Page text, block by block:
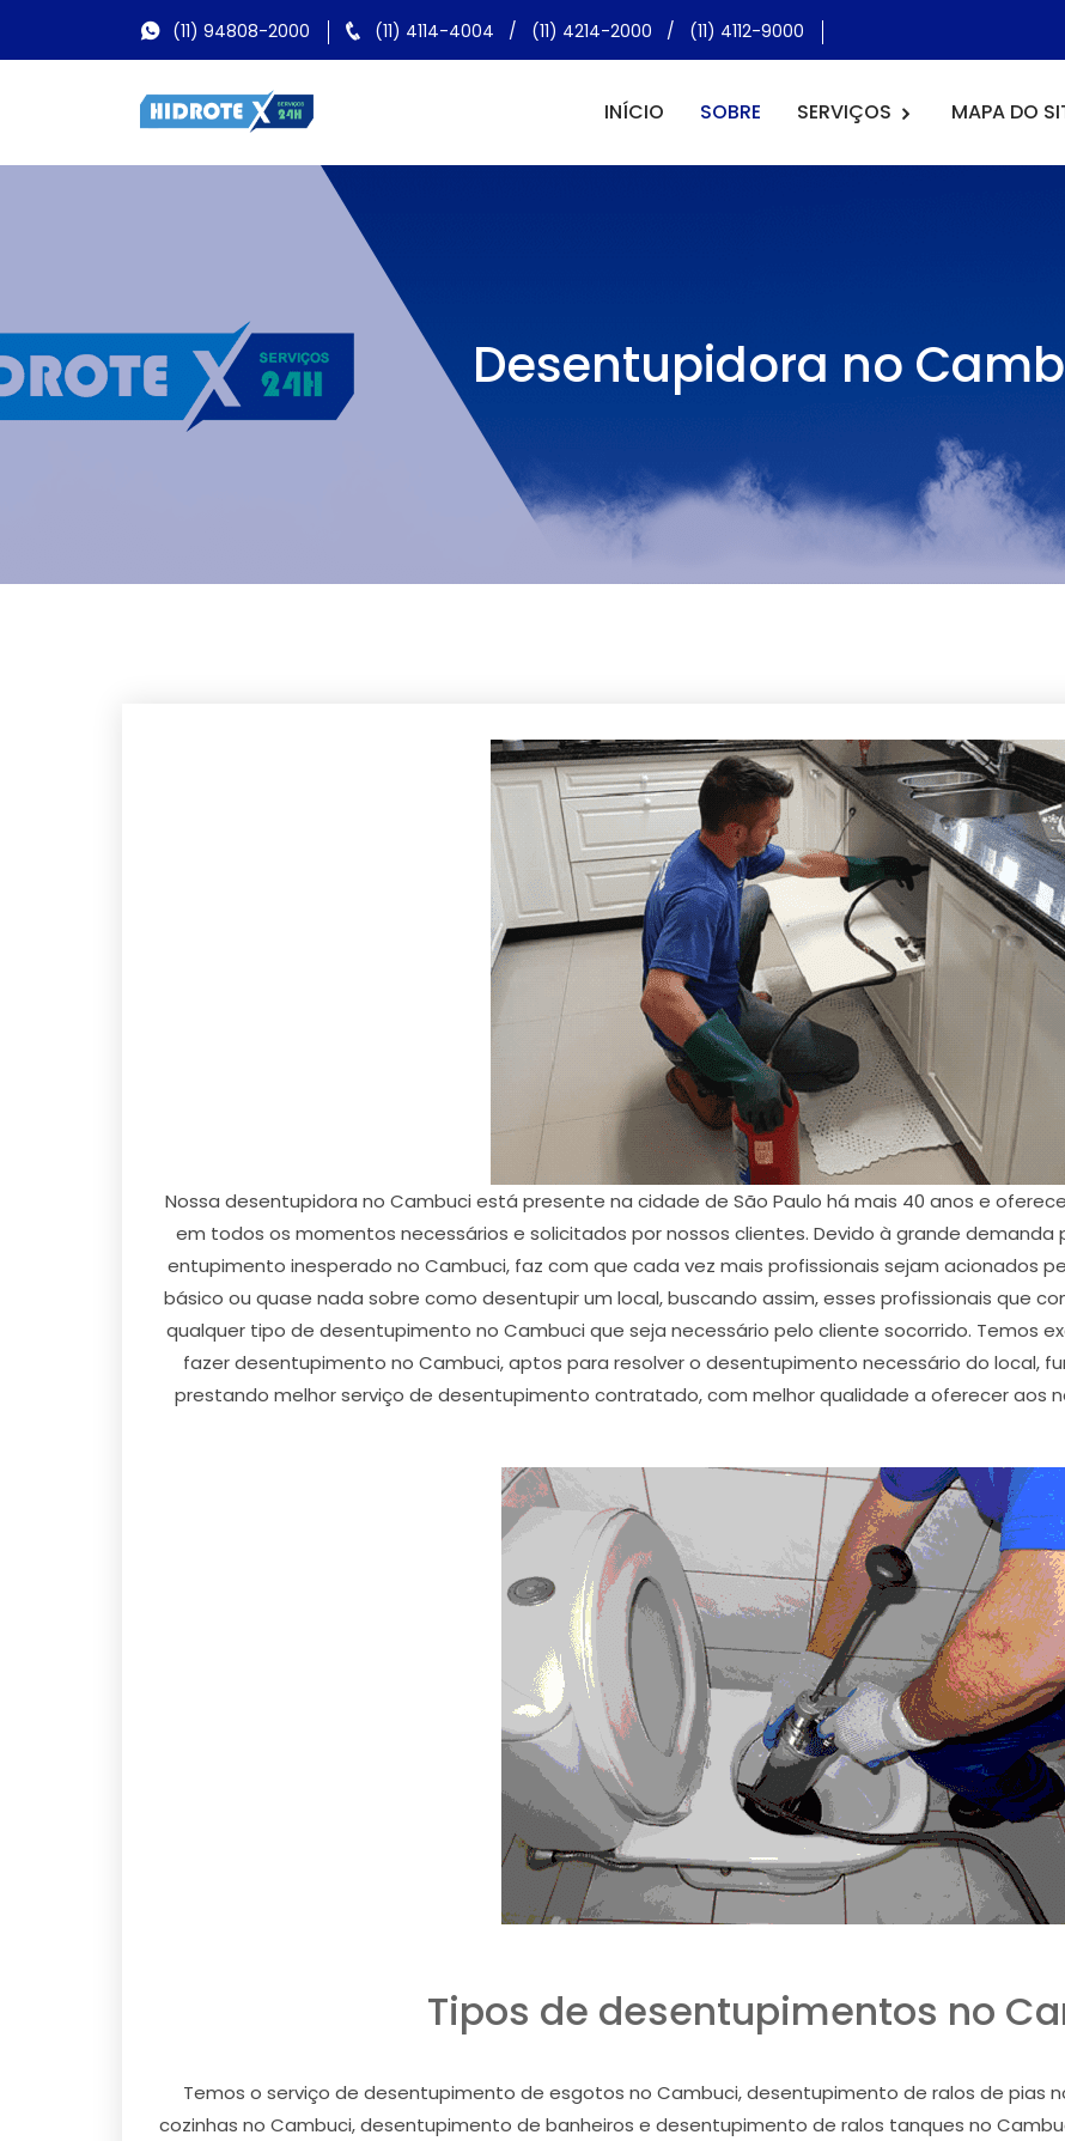
(11) 94808-2000 (11) 4114-4004 / (11) 4214-2000 / (11) 4112-9000
INÍCIO SOBRE SERVIÇOS MAPA DO
Desentupidora no
Nossa desentupidora no Cambuci está presente na cidade de São Paulo há mais 40 anos e
em todos os momentos necessários e solicitados por nossos clientes. Devido à grande
entupimento inesperado no Cambuci, faz com que cada vez mais profissionais sejam acionados
básico ou quase nada sobre como desentupir um local, buscando assim, esses profissionais que
qualquer tipo de desentupimento no Cambuci que seja necessário pelo cliente socorrido. Temos
fazer desentupimento no Cambuci, aptos para resolver o desentupimento necessário do local,
prestando melhor serviço de desentupimento contratado, com melhor qualidade a oferecer aos
Tipos de desentupimentos no
Temos o serviço de desentupimento de esgotos no Cambuci, desentupimento de ralos de pias
cozinhas no Cambuci, desentupimento de banheiros e desentupimento de ralos tanques no